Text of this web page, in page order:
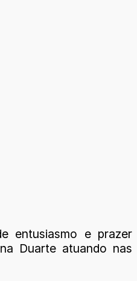
entusiasmo e prazer
Duarte atuando nas